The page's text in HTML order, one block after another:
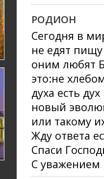
РОДИОН
Сегодня в
не едят
оним любят
это:не
духа есть
новый
или такому
Жду ответа
Спаси
С уважением